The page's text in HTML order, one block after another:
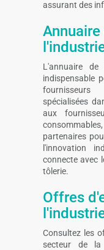
assurant des
L'annuaire
indispensable
spécialisées
aux
partenaires
l'innovation
connecte avec
tôlerie.
Offres
Consultez les
secteur de